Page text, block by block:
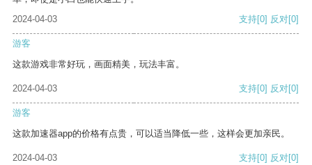
2024-04-03
支持[0] 反对[0]
游客
这款游戏非常好玩，画面精美，玩法丰富。
2024-04-03 支持[0] 反对[0]
游客
这款加速器app的价格有点贵，可以适当降低一些，这样会更加亲民。
2024-04-03 支持[0] 反对[0]